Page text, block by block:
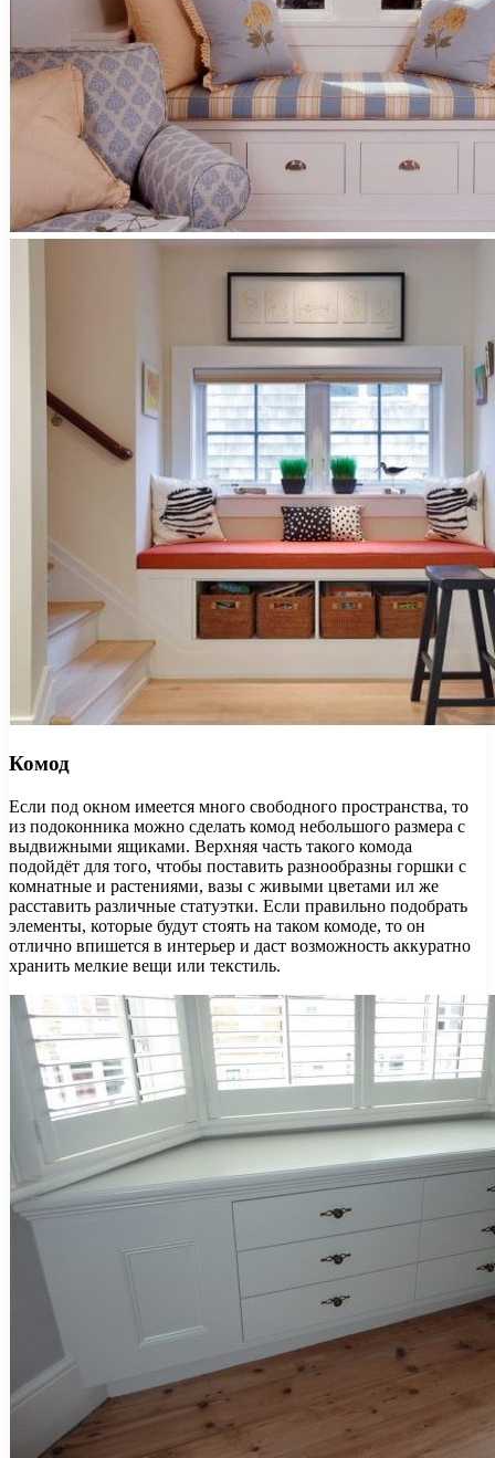
Комод
Если под окном имеется много свободного пространства, то
из подоконника можно сделать комод небольшого размера с
выдвижными ящиками. Верхняя часть такого комода
подойдёт для того, чтобы поставить разнообразны горшки с
комнатные и растениями, вазы с живыми цветами ил же
расставить различные статуэтки. Если правильно подобрать
элементы, которые будут стоять на таком комоде, то он
отлично впишется в интерьер и даст возможность аккуратно
хранить мелкие вещи или текстиль.